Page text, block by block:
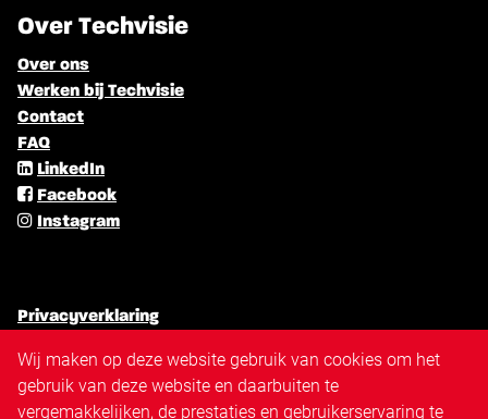
Over Techvisie
Over ons
Werken bij Techvisie
Contact
FAQ
LinkedIn
Facebook
Instagram
Privacyverklaring
Cookiebeleid
Antidiscriminatiebeleid
Wij maken op deze website gebruik van cookies om het
gebruik van deze website en daarbuiten te
vergemakkelijken, de prestaties en gebruikerservaring te